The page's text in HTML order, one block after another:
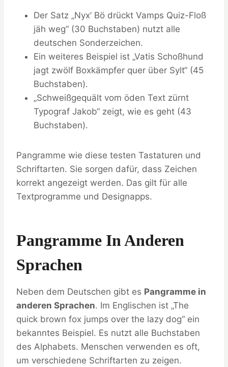
Der Satz „Nyx’ Bö drückt Vamps Quiz-Floß
jäh weg“ (30 Buchstaben) nutzt alle
deutschen Sonderzeichen.
Ein weiteres Beispiel ist „Vatis Schoßhund
jagt zwölf Boxkämpfer quer über Sylt“ (45
Buchstaben).
„Schweißgequält vom öden Text zürnt
Typograf Jakob“ zeigt, wie es geht (43
Buchstaben).
Pangramme wie diese testen Tastaturen und
Schriftarten. Sie sorgen dafür, dass Zeichen
korrekt angezeigt werden. Das gilt für alle
Textprogramme und Designapps.
Pangramme In Anderen
Sprachen
Neben dem Deutschen gibt es Pangramme in
anderen Sprachen. Im Englischen ist „The
quick brown fox jumps over the lazy dog“ ein
bekanntes Beispiel. Es nutzt alle Buchstaben
des Alphabets. Menschen verwenden es oft,
um verschiedene Schriftarten zu zeigen.